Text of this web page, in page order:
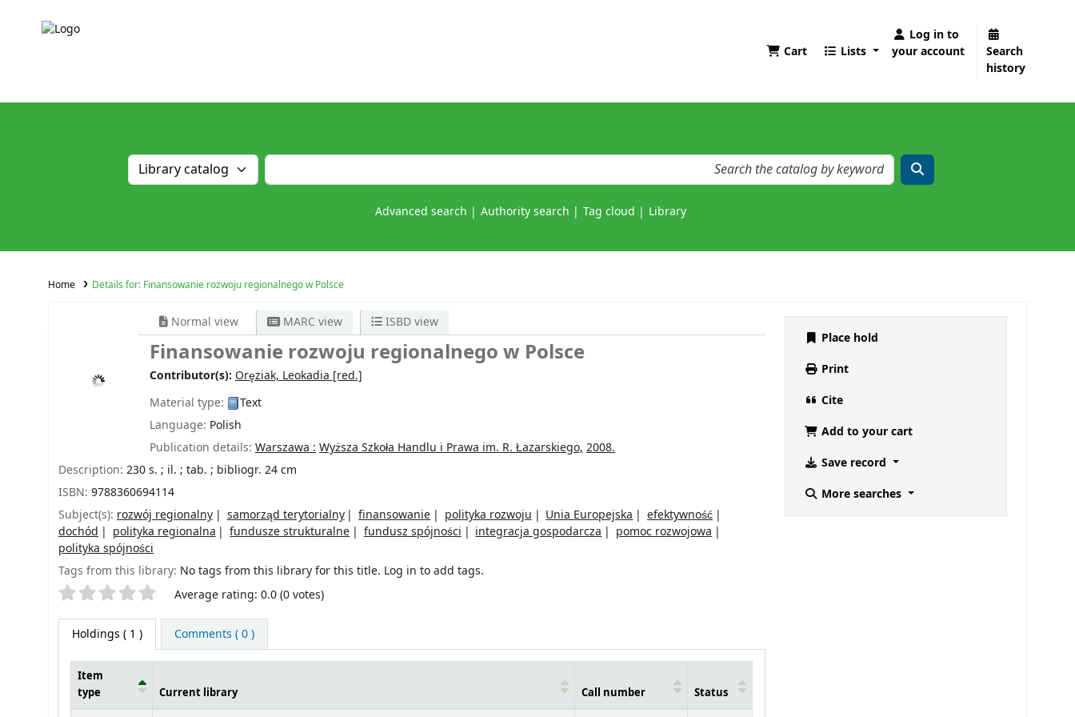
Cart Lists
Log in to
your account
Search
history
Advanced search Authority search Tag cloud Library
Home Details for: Finansowanie rozwoju regionalnego w Polsce
Normal view MARC view ISBD view
Finansowanie rozwoju regionalnego w Polsce
Contributor(s): Oręziak, Leokadia [red.]
Material type:
Text
Language: Polish
Publication details: Warszawa : Wyższa Szkoła Handlu i Prawa im. R. Łazarskiego, 2008.
Description: 230 s. ; il. ; tab. ; bibliogr. 24 cm
ISBN: 9788360694114
Subject(s): rozwój regionalny samorząd terytorialny finansowanie polityka rozwoju Unia Europejska
efektywność
dochód
polityka regionalna fundusze strukturalne fundusz spójności integracja gospodarcza
pomoc rozwojowa
polityka spójności
Tags from this library: No tags from this library for this title. Log in to add tags.
Star ratings Average rating: 0.0 (0 votes)
Holdings ( 1 ) Comments ( 0 )
Item
type
Current library Call number Status
Place hold
Print
Cite
Add to your cart
Save record
More searches